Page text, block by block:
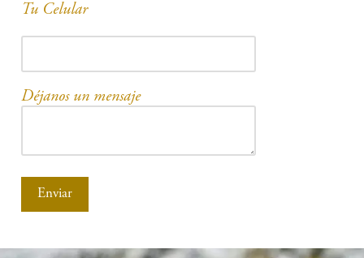
Tu Celular
Déjanos un mensaje